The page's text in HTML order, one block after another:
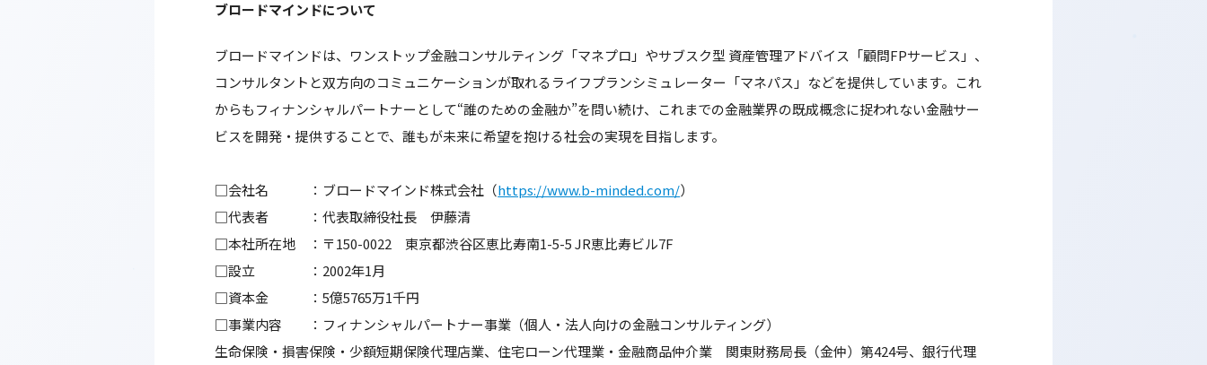
ブロードマインドについて
ブロードマインドは、ワンストップ金融コンサルティング「マネプロ」やサブスク型 資産管理アドバイス「顧問FPサービス」、
コンサルタントと双方向のコミュニケーションが取れるライフプランシミュレーター「マネパス」などを提供しています。これ
からもフィナンシャルパートナーとして“誰のための金融か”を問い続け、これまでの金融業界の既成概念に捉われない金融サー
ビスを開発・提供することで、誰もが未来に希望を抱ける社会の実現を目指します。
□会社名 ：ブロードマインド株式会社（https://www.b-minded.com/）
□代表者 ：代表取締役社長 伊藤清
□本社所在地 ：〒150-0022 東京都渋谷区恵比寿南1-5-5 JR恵比寿ビル7F
□設立 ：2002年1月
□資本金 ：5億5765万1千円
□事業内容 ：フィナンシャルパートナー事業（個人・法人向けの金融コンサルティング）
生命保険・損害保険・少額短期保険代理店業、住宅ローン代理業・金融商品仲介業 関東財務局長（金仲）第424号、銀行代理